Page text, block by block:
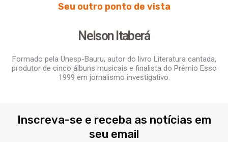
Seu outro ponto de vista
Nelson Itaberá
Formado pela Unesp-Bauru, autor do livro Literatura cantada,
produtor de cinco álbuns musicais e finalista do Prêmio Esso
1999 em jornalismo investigativo.
Inscreva-se e receba as notícias em
seu email